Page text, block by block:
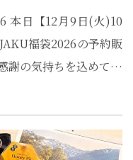
本日【12月9日(火)10
福袋2026の予約販
謝の気持ちを込めて…